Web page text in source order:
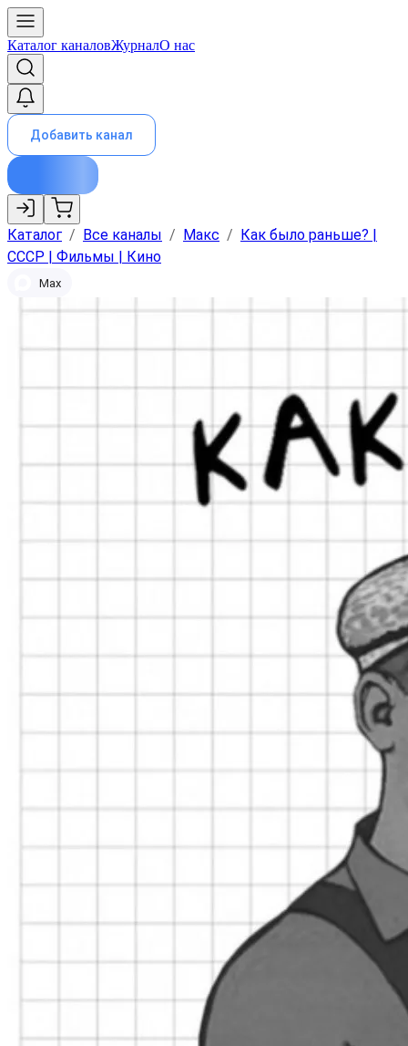
Каталог каналовЖурналО нас
Добавить канал
Каталог / Все каналы / Макс / Как было раньше? |
СССР | Фильмы | Кино
Max